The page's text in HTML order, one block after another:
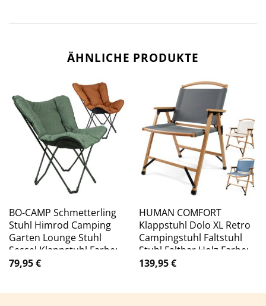
ÄHNLICHE PRODUKTE
BO-CAMP Schmetterling
Stuhl Himrod Camping
Garten Lounge Stuhl
Sessel Klappstuhl Farbe:
Clay
79,95€
HUMAN COMFORT
Klappstuhl Dolo XL Retro
Campingstuhl Faltstuhl
Stuhl Faltbar Holz Farbe:
Weiß
139,95€